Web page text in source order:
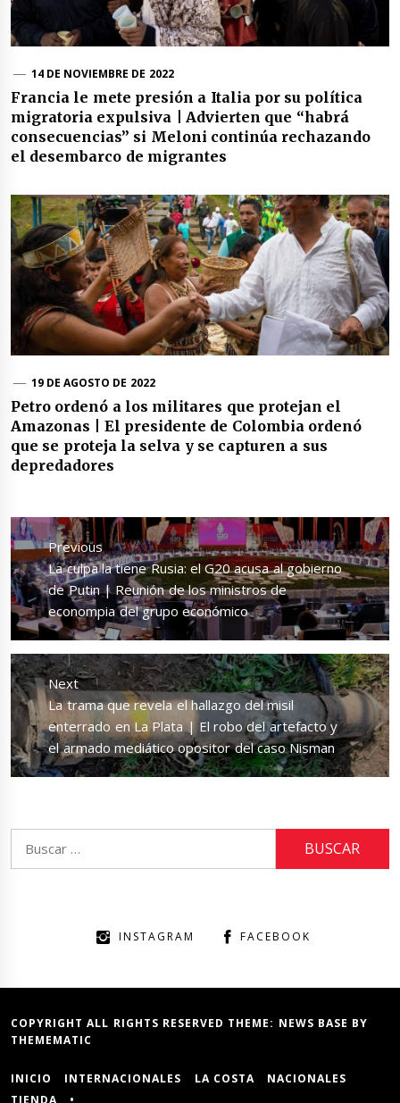
14 DE NOVIEMBRE DE 2022
Francia le mete presión a Italia por su política
migratoria expulsiva | Advierten que “habrá
consecuencias” si Meloni continúa rechazando
el desembarco de migrantes
19 DE AGOSTO DE 2022
Petro ordenó a los militares que protejan el
Amazonas | El presidente de Colombia ordenó
que se proteja la selva y se capturen a sus
depredadores
Navegación
de
entradas
Previous
Previous
post:
La culpa la tiene Rusia: el G20 acusa al gobierno
de Putin | Reunión de los ministros de
econompia del grupo económico
Next
Next
post:
La trama que revela el hallazgo del misil
enterrado en La Plata | El robo del artefacto y
el armado mediático opositor del caso Nisman
INSTAGRAM FACEBOOK
COPYRIGHT ALL RIGHTS RESERVED THEME: NEWS BASE BY
THEMEMATIC
INICIO INTERNACIONALES LA COSTA
NACIONALES